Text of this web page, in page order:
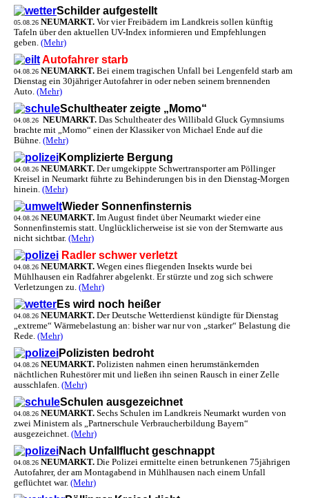
Schilder aufgestellt
05.08.26 NEUMARKT. Vor vier Freibädern im Landkreis sollen künftig
Tafeln über den aktuellen UV-Index informieren und Empfehlungen
geben. (Mehr)
Autofahrer starb
04.08.26 NEUMARKT. Bei einem tragischen Unfall bei Lengenfeld starb am
Dienstag ein 30jähriger Autofahrer in oder neben seinem brennenden
Auto. (Mehr)
Schultheater zeigte „Momo“
04.08.26 NEUMARKT. Das Schultheater des Willibald Gluck Gymnsiums
brachte mit „Momo“ einen der Klassiker von Michael Ende auf die
Bühne. (Mehr)
Komplizierte Bergung
04.08.26 NEUMARKT. Der umgekippte Schwertransporter am Pöllinger
Kreisel in Neumarkt führte zu Behinderungen bis in den Dienstag-Morgen
hinein. (Mehr)
Wieder Sonnenfinsternis
04.08.26 NEUMARKT. Im August findet über Neumarkt wieder eine
Sonnenfinsternis statt. Unglücklicherweise ist sie von der Sternwarte aus
nicht sichtbar. (Mehr)
Radler schwer verletzt
04.08.26 NEUMARKT. Wegen eines fliegenden Insekts wurde bei
Mühlhausen ein Radfahrer abgelenkt. Er stürzte und zog sich schwere
Verletzungen zu. (Mehr)
Es wird noch heißer
04.08.26 NEUMARKT. Der Deutsche Wetterdienst kündigte für Dienstag
„extreme“ Wärmebelastung an: bisher war nur von „starker“ Belastung die
Rede. (Mehr)
Polizisten bedroht
04.08.26 NEUMARKT. Polizisten nahmen einen herumstänkernden
nächtlichen Ruhestörer mit und ließen ihn seinen Rausch in einer Zelle
ausschlafen. (Mehr)
Schulen ausgezeichnet
04.08.26 NEUMARKT. Sechs Schulen im Landkreis Neumarkt wurden von
zwei Ministern als „Partnerschule Verbraucherbildung Bayern“
ausgezeichnet. (Mehr)
Nach Unfallflucht geschnappt
04.08.26 NEUMARKT. Die Polizei ermittelte einen betrunkenen 75jährigen
Autofahrer, der am Montagabend in Mühlhausen nach einem Unfall
geflüchtet war. (Mehr)